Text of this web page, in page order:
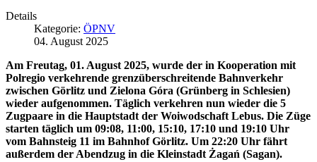
Details
Kategorie: ÖPNV
04. August 2025
Am Freutag, 01. August 2025, wurde der in Kooperation mit
Polregio verkehrende grenzüberschreitende Bahnverkehr
zwischen Görlitz und Zielona Góra (Grünberg in Schlesien)
wieder aufgenommen. Täglich verkehren nun wieder die 5
Zugpaare in die Hauptstadt der Woiwodschaft Lebus. Die Züge
starten täglich um 09:08, 11:00, 15:10, 17:10 und 19:10 Uhr
vom Bahnsteig 11 im Bahnhof Görlitz. Um 22:20 Uhr fährt
außerdem der Abendzug in die Kleinstadt Żagań (Sagan).